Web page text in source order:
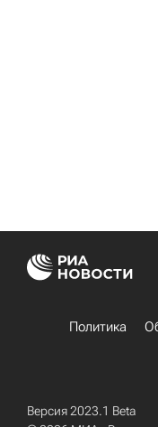
Политика
Версия 2023.1 Beta